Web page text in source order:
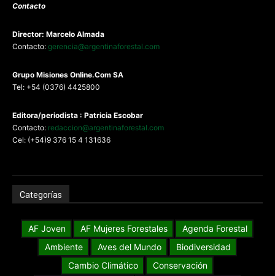
Contacto
Director: Marcelo Almada
Contacto: gerencia@argentinaforestal.com
Grupo Misiones Online.Com SA
Tel: +54 (0376) 4425800
Editora/periodista : Patricia Escobar
Contacto: redaccion@argentinaforestal.com
Cel: (+54)9 376 15 4 131636
Categorías
AF Joven AF Mujeres Forestales
Agenda Forestal
Ambiente
Aves del Mundo
Biodiversidad
Cambio Climático
Conservación